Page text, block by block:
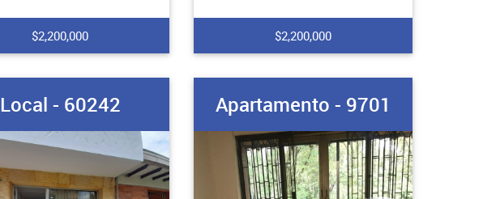
$2,200,000 $2,200,000
Local - 60242 Apartamento - 9701